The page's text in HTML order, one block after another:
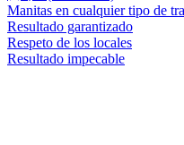
Manitas en cualquier tipo de
Resultado garantizado
Respeto de los locales
Resultado impecable